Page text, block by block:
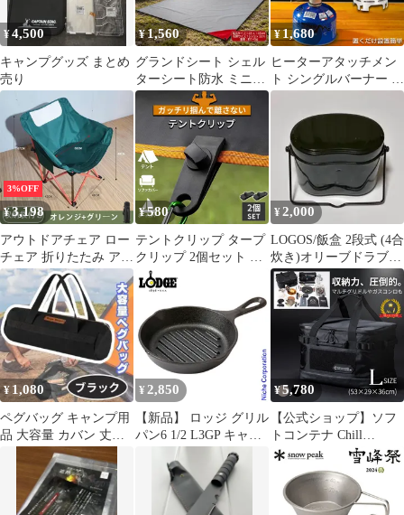
寒 暖房用品 取っ手金具
付 キャンプ ストーブ
イワタニ ジュニアコン
パクトバーナー
¥4,500
キャンプグッズ まとめ
売り
¥1,560
グランドシート シェル
ターシート防水 ミニー
タープ レジャーシート
キャンプシート 防災 キ
ャンプ用品 赤標識
¥1,680
ヒーターアタッチメン
ト シングルバーナー バ
ーナーストーブ コンロ
ヒーター 遠赤外線 ヒー
ター アタッチメント ス
トーブヒーター アウト
ドア 簡易 ストー ブ 防
寒 暖房用品 取っ手金具
付 キャンプ ストーブ
イワタニ ジュニアコン
パクトバーナー
3%OFF
¥3,198
アウトドアチェア ロー
チェア 折りたたみ アウ
トドア キャンプ チェア
コンパクト 耐荷重
150kg イス キャンプ用
品 折り畳み椅子 オレン
ジ ブラック
¥580
テントクリップ タープ
クリップ 2個セット キ
ャンプ用品 アウトドア
テント タープ 強力 固
定 ホルダー シートクリ
ップ ロープ カラビナ
フック 車 カー 連結 ブ
ラック 黒 止める スク
リュー固定式 調節可能
¥2,000
LOGOS/飯盒 2段式 (4合
炊き)オリーブドラブ
キャンプ用品
¥ 1,080
ペグバッグ キャンプ用
品 大容量 カバン 丈夫
テント道具入れ 帆布
¥ 2,850
【新品】 ロッジ グリル
パン6 1/2 L3GP キャン
プ用品 鉄分 がとれる
鉄鍋 てつなべ
¥5,780
【公式ショップ】ソフ
トコンテナ Chill
Camping ツールボック
ス Lサイズ ギアコンテ
ナ キャンプ用品の収納
防災 バッグ 折りたたみ